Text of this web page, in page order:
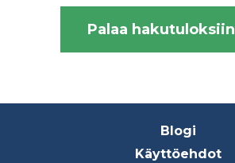
Palaa hakutuloksiin
Blogi
Käyttöehdot